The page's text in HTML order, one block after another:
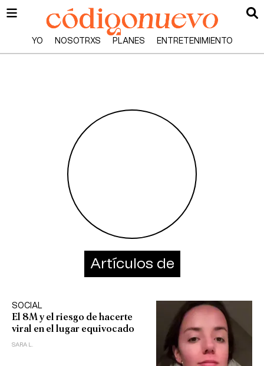
YO NOSOTRXS PLANES ENTRETENIMIENTO
Artículos de
SOCIAL
El 8M y el riesgo de hacerte
viral en el lugar equivocado
SARA L.